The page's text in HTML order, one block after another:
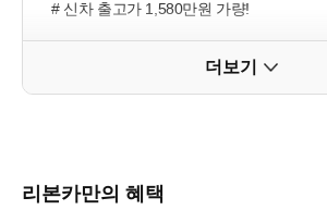
# 신차 출고가 1,580만원 가량!
# 선호도 높은 추가옵션 장착!
- 단순교체 1건! 현재 깔끔하게 수리 완료!
더보기
리본카만의 혜택